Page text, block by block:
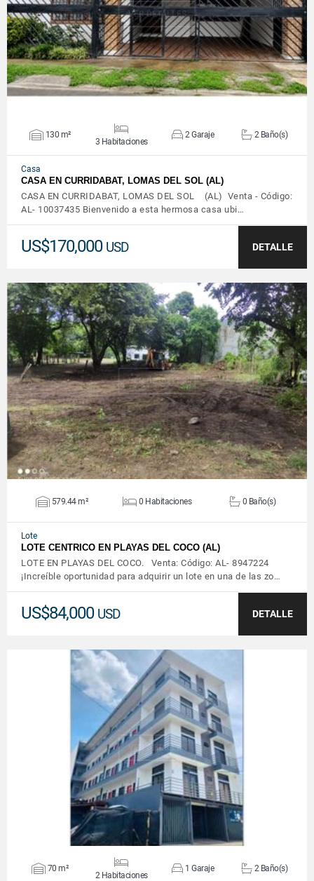
VER DETALLES
130 m²
3 Habitaciones
2 Garaje 2 Baño(s)
Casa
CASA EN CURRIDABAT, LOMAS DEL SOL (AL)
CASA EN CURRIDABAT, LOMAS DEL SOL (AL) Venta - Código:
AL- 10037435 Bienvenido a esta hermosa casa ubi…
US$170,000 USD DETALLE
VER DETALLES
579.44 m² 0 Habitaciones 0 Baño(s)
Lote
LOTE CENTRICO EN PLAYAS DEL COCO (AL)
LOTE EN PLAYAS DEL COCO. Venta: Código: AL- 8947224
¡Increíble oportunidad para adquirir un lote en una de las zo…
US$84,000 USD DETALLE
VER DETALLES
70 m²
2 Habitaciones
1 Garaje 2 Baño(s)